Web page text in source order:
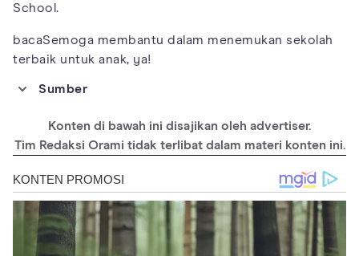
School.
bacaSemoga membantu dalam menemukan sekolah
terbaik untuk anak, ya!
Sumber
https://cintakasihtzuchi.sch.id/
Konten di bawah ini disajikan oleh advertiser.
Tim Redaksi Orami tidak terlibat dalam materi konten ini.